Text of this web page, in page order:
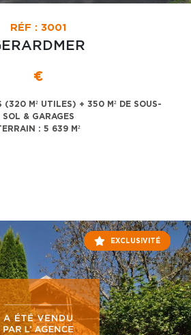
RÉF : 3001
€
(320 M² UTILES) + 350 M² DE SOUS-
SOL & GARAGES
: 5 639 M²
EXCLUSIVITÉ